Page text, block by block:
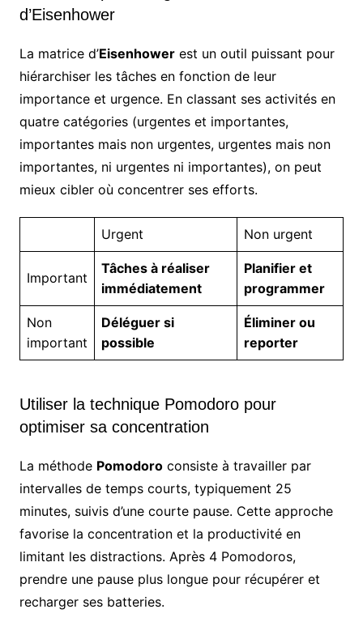
d’Eisenhower
La matrice d’Eisenhowerest un outil puissant pour
hiérarchiser les tâches en fonction de leur
importance et urgence. En classant ses activités en
quatre catégories (urgentes et importantes,
importantes mais non urgentes, urgentes mais non
importantes, ni urgentes ni importantes), on peut
mieux cibler où concentrer ses efforts.
Urgent Non urgent
Important
Tâches à réaliser
immédiatement
Planifier et
programmer
Non
important
Déléguer si
possible
Éliminer ou
reporter
Utiliser la technique Pomodoro pour
optimiser sa concentration
La méthode Pomodoroconsiste à travailler par
intervalles de temps courts, typiquement 25
minutes, suivis d’une courte pause. Cette approche
favorise la concentration et la productivité en
limitant les distractions. Après 4 Pomodoros,
prendre une pause plus longue pour récupérer et
recharger ses batteries.